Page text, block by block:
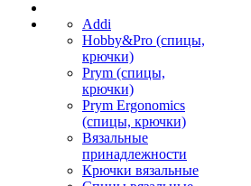
Addi
Hobby&Pro (спицы,
крючки)
Prym (спицы,
крючки)
Prym Ergonomics
(спицы, крючки)
Вязальные
принадлежности
Крючки вязальные